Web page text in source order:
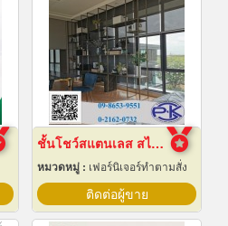
ชั้นโชว์สแตนเลส สไตล์ Modern
หมวดหมู่ : เฟอร์นิเจอร์ทำตามสั่ง
ติดต่อผู้ขาย